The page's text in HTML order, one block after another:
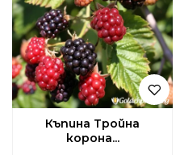
Къпина Тройна
корона...